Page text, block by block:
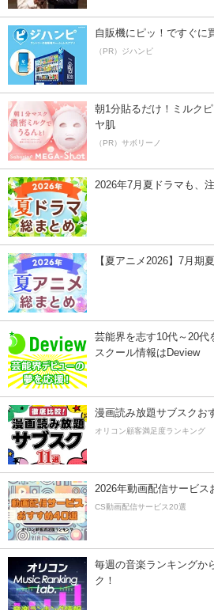
自販機にピッ！ですぐに
（PR）ジハンピ
朝1分貼るだけ！ミルク
ヤ肌
（PR）サボリーノ
2026年7月夏ドラマも、
【夏アニメ2026】7月期
芸能界を志す10代～20代
スクール情報はDeview
漫画読み放題サブスクお
オリコン顧客満足度ランキング
2026年動画配信サービス
CS動画配信サービス20選
毎週の音楽ランキングか
ク！